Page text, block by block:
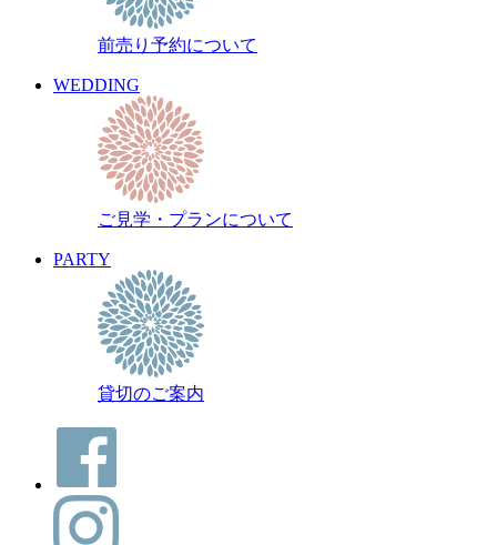
前売り予約について
WEDDING
ご見学・プランについて
PARTY
貸切のご案内